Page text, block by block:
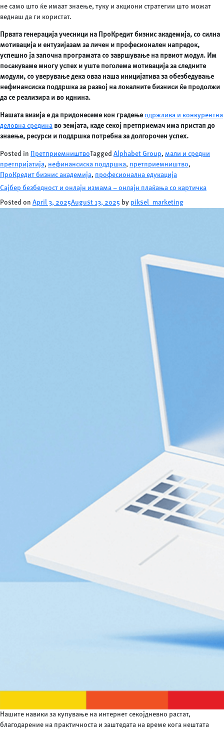
не само што ќе имаат знаење, туку и акциони стратегии што можат
веднаш да ги користат.
Првата генерација учесници на ПроКредит бизнис академија, со силна
мотивација и ентузијазам за личен и професионален напредок,
успешно ја започна програмата со завршување на првиот модул. Им
посакуваме многу успех и уште поголема мотивација за следните
модули, со уверување дека оваа наша иницијатива за обезбедување
нефинансиска поддршка за развој на локалните бизниси ќе продолжи
да се реализира и во иднина.
Нашата визија е да придонесеме кон градење одржлива и конкурентна
деловна средина во земјата, каде секој претприемач има пристап до
знаење, ресурси и поддршка потребна за долгорочен успех.
Posted in ПретприемништвоTagged Alphabet Group, мали и средни
претпријатија, нефинансиска поддршка, претприемништво,
ПроКредит бизнис академија, професионална едукација
Сајбер безбедност и онлајн измама – онлајн плаќања со картичка
Posted on April 3, 2025August 13, 2025 by piksel_marketing
Нашите навики за купување на интернет секојдневно растат,
благодарение на практичноста и заштедата на време кога нештата